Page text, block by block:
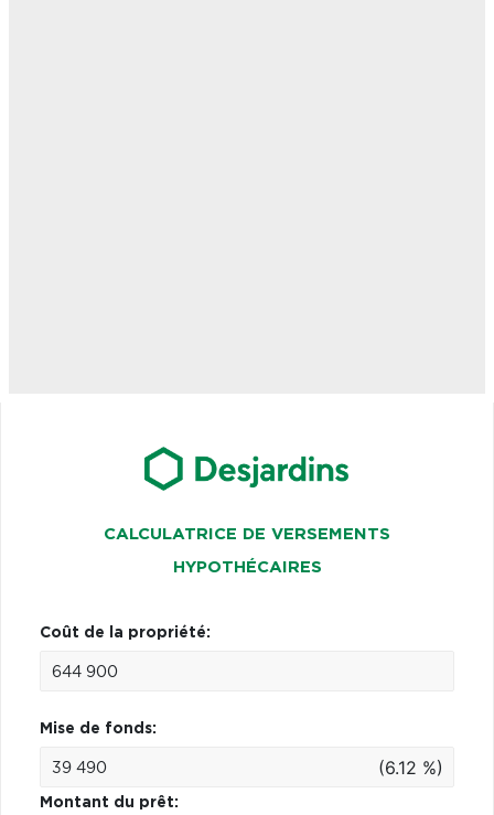
CALCULATRICE DE VERSEMENTS
HYPOTHÉCAIRES
Coût de la propriété:
Mise de fonds:
(6.12 %)
Montant du prêt: